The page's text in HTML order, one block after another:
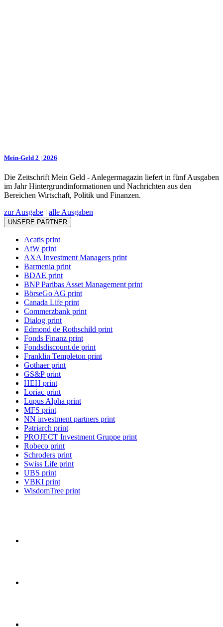
Mein-Geld 2 | 2026
Die Zeitschrift Mein Geld - Anlegermagazin liefert in fünf Ausgaben
im Jahr Hintergrundinformationen und Nachrichten aus den
Bereichen Wirtschaft, Politik und Finanzen.
zur Ausgabe | alle Ausgaben
UNSERE PARTNER
Acatis print
AfW print
AXA Investment Managers print
Barmenia print
BDAE print
BNP Paribas Asset Management print
BörseGo AG print
Canada Life print
Commerzbank print
Dialog print
Edmond de Rothschild print
Fonds Finanz print
Fondsdiscount.de print
Franklin Templeton print
Gothaer print
GS&P print
HEH print
Loriac print
Lupus Alpha print
MFS print
NN investment partners print
Patriarch print
PROJECT Investment Gruppe print
Robeco print
Schroders print
Swiss Life print
UBS print
VBKI print
WisdomTree print